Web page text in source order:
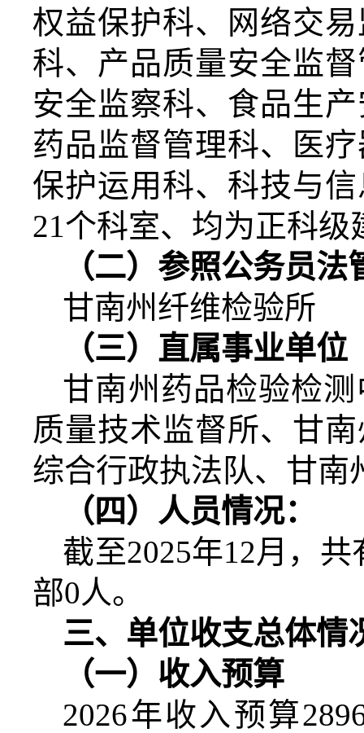
权益保护科、网络交
科、产品质量安全监
安全监察科、食品生
药品监督管理科、医
保护运用科、科技与
21个科室、均为正科级
（二）参照公务员法
甘南州纤维检验所
（三）直属事业单位
甘南州药品检验检
质量技术监督所、甘
综合行政执法队、甘南
（四）人员情况：
截至2025年12月，共
部0人。
三、单位收支总体情
（一）收入预算
2026年收入预算